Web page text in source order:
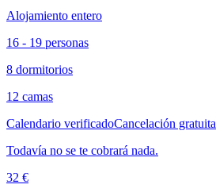
Alojamiento entero
16 - 19 personas
8 dormitorios
12 camas
Calendario verificadoCancelación gratuita
Todavía no se te cobrará nada.
32 €